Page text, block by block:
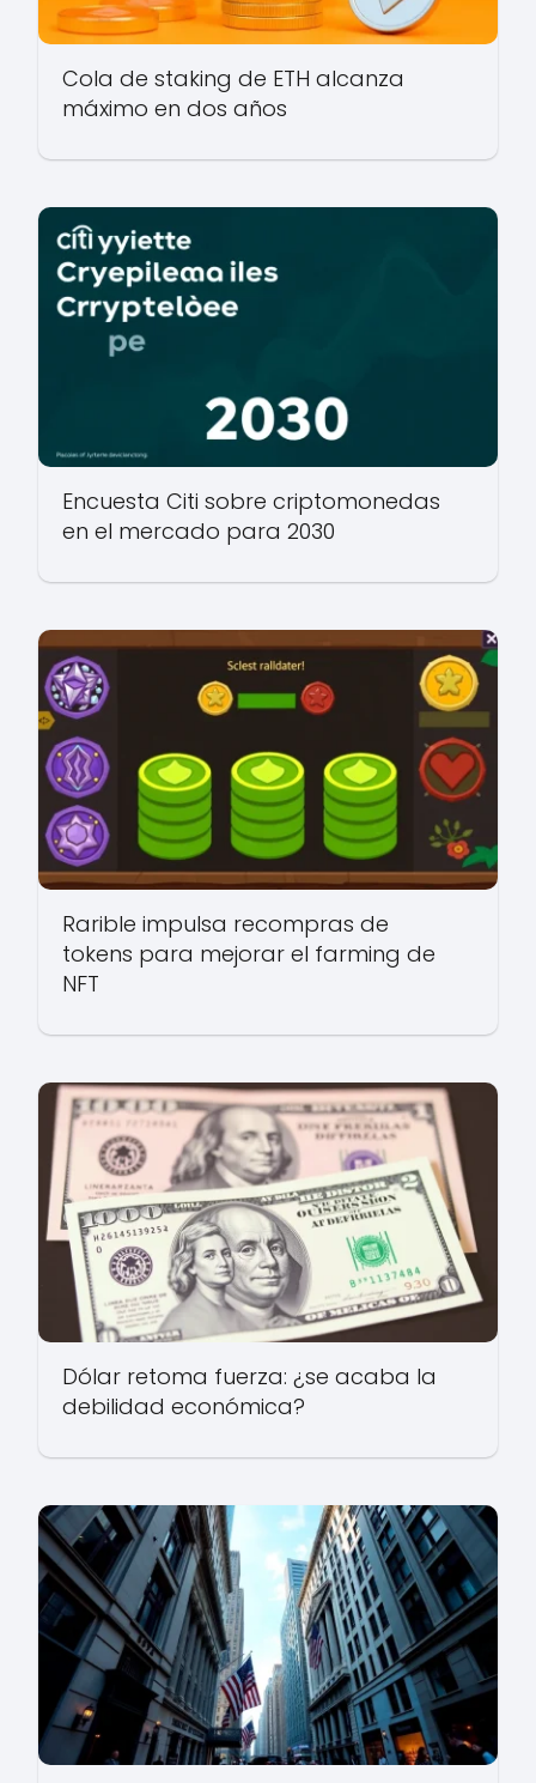
Cola de staking de ETH alcanza
máximo en dos años
Encuesta Citi sobre criptomonedas
en el mercado para 2030
Rarible impulsa recompras de
tokens para mejorar el farming de
NFT
Dólar retoma fuerza: ¿se acaba la
debilidad económica?